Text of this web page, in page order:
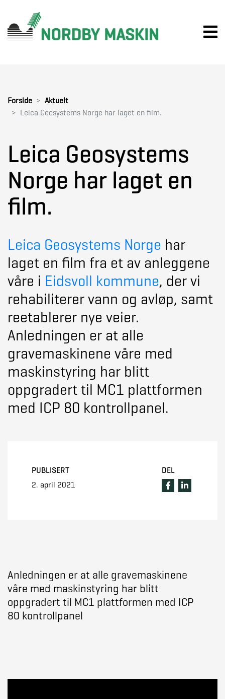
Forside
Aktuelt
Leica Geosystems Norge har laget en film.
Leica Geosystems
Norge har laget en
film.
Leica Geosystems Norge har
laget en film fra et av anleggene
våre i Eidsvoll kommune, der vi
rehabiliterer vann og avløp, samt
reetablerer nye veier.
Anledningen er at alle
gravemaskinene våre med
maskinstyring har blitt
oppgradert til MC1 plattformen
med ICP 80 kontrollpanel.
PUBLISERT
2. april 2021
DEL
Anledningen er at alle gravemaskinene
våre med maskinstyring har blitt
oppgradert til MC1 plattformen med ICP
80 kontrollpanel